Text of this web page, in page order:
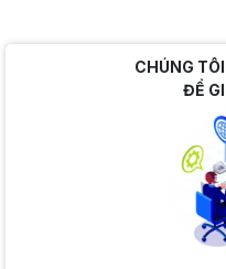
CHÚNG
ĐỂ